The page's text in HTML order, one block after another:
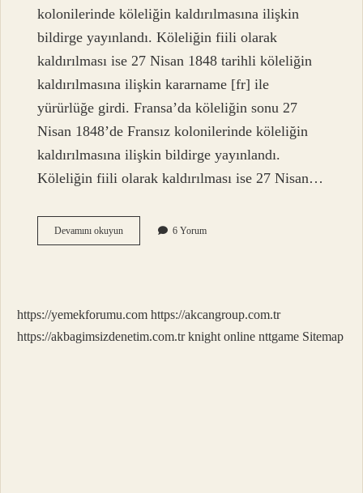
kolonilerinde köleliğin kaldırılmasına ilişkin
bildirge yayınlandı. Köleliğin fiili olarak
kaldırılması ise 27 Nisan 1848 tarihli köleliğin
kaldırılmasına ilişkin kararname [fr] ile
yürürlüğe girdi. Fransa’da köleliğin sonu 27
Nisan 1848’de Fransız kolonilerinde köleliğin
kaldırılmasına ilişkin bildirge yayınlandı.
Köleliğin fiili olarak kaldırılması ise 27 Nisan…
Devamını okuyunKölelik
Ilk
6 Yorum
https://yemekforumu.com https://akcangroup.com.tr
https://akbagimsizdenetim.com.tr knight online nttgame Sitemap